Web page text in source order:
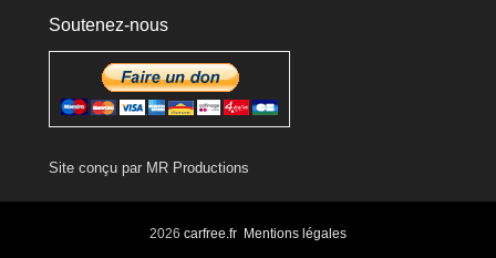
Soutenez-nous
Site conçu par MR Productions
2026 carfree.fr Mentions légales